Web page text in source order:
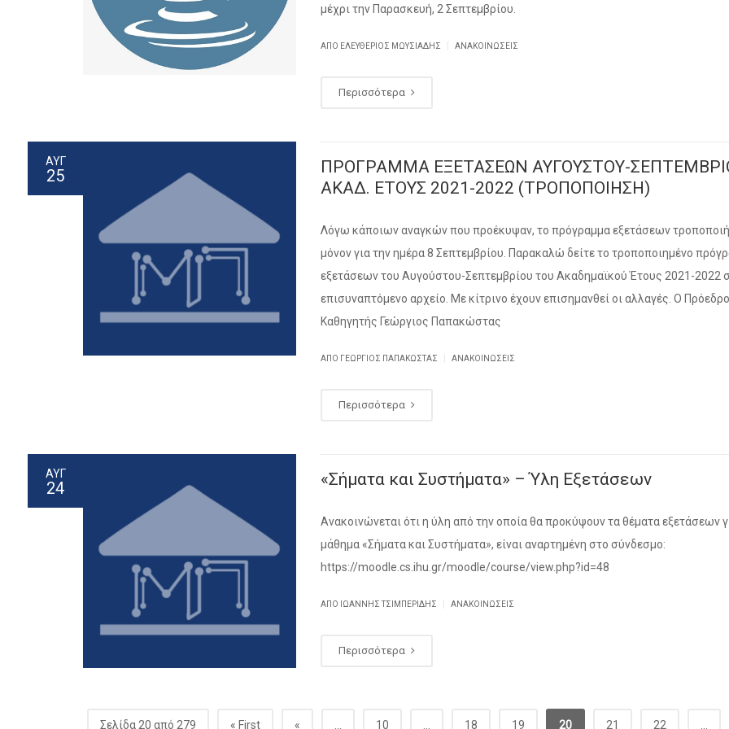
μέχρι την Παρασκευή, 2 Σεπτεμβρίου.
ΑΠΌ ΕΛΕΥΘΈΡΙΟΣ ΜΩΥΣΙΆΔΗΣ ΑΝΑΚΟΙΝΏΣΕΙΣ
Περισσότερα
ΑΥΓ
25
ΠΡΟΓΡΑΜΜΑ ΕΞΕΤΑΣΕΩΝ ΑΥΓΟΥΣΤΟΥ-
ΑΚΑΔ. ΕΤΟΥΣ 2021-2022 (ΤΡΟΠΟΠΟΙΗΣΗ)
Λόγω κάποιων αναγκών που προέκυψαν, το πρόγραμμα εξετάσεων
μόνον για την ημέρα 8 Σεπτεμβρίου. Παρακαλώ δείτε το τροποποιημένο
εξετάσεων του Αυγούστου-Σεπτεμβρίου του Ακαδημαϊκού Έτους 2021-2022
επισυναπτόμενο αρχείο. Με κίτρινο έχουν επισημανθεί οι αλλαγές. Ο
Καθηγητής Γεώργιος Παπακώστας
ΑΠΌ ΓΕΏΡΓΙΟΣ ΠΑΠΑΚΏΣΤΑΣ ΑΝΑΚΟΙΝΏΣΕΙΣ
Περισσότερα
ΑΥΓ
24 «Σήματα και Συστήματα» – Ύλη Εξετάσεων
Ανακοινώνεται ότι η ύλη από την οποία θα προκύψουν τα θέματα εξετάσεων
μάθημα «Σήματα και Συστήματα», είναι αναρτημένη στο σύνδεσμο:
https://moodle.cs.ihu.gr/moodle/course/view.php?id=48
ΑΠΌ ΙΩΑΝΝΗΣ ΤΣΙΜΠΕΡΙΔΗΣ ΑΝΑΚΟΙΝΏΣΕΙΣ
Περισσότερα
Σελίδα 20 από 279 « First « 10 18 19 20 21 22